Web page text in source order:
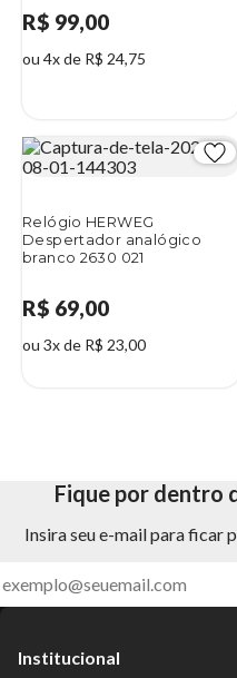
R$ 99,00
ou 4x de R$ 24,75
Relógio HERWEG
Despertador analógico
branco 2630 021
R$ 69,00
ou 3x de R$ 23,00
Fique por dentro
Insira seu e-mail para ficar
Institucional